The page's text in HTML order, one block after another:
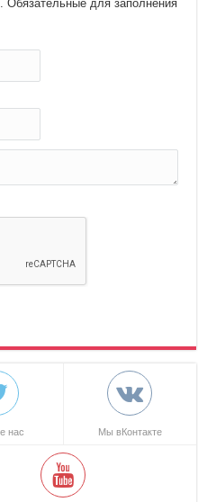
Обязательные для заполнения
нас Мы вКонтакте